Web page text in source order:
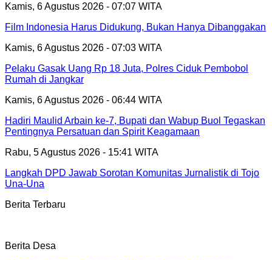
Kamis, 6 Agustus 2026 - 07:07 WITA
Film Indonesia Harus Didukung, Bukan Hanya Dibanggakan
Kamis, 6 Agustus 2026 - 07:03 WITA
Pelaku Gasak Uang Rp 18 Juta, Polres Ciduk Pembobol
Rumah di Jangkar
Kamis, 6 Agustus 2026 - 06:44 WITA
Hadiri Maulid Arbain ke-7, Bupati dan Wabup Buol Tegaskan
Pentingnya Persatuan dan Spirit Keagamaan
Rabu, 5 Agustus 2026 - 15:41 WITA
Langkah DPD Jawab Sorotan Komunitas Jurnalistik di Tojo
Una-Una
Berita Terbaru
Berita Desa